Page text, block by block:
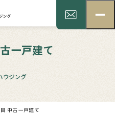
一戸建て
ウジング
中古一戸建て